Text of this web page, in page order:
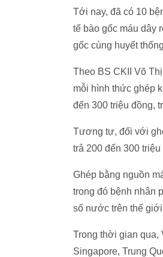
Tới nay, đã có 10
tế bào gốc máu dây
gốc cùng huyết
Theo BS CKII Võ
mỗi hình thức ghép
đến 300 triệu đồng,
Tương tự, đối với
trả 200 đến 300 triệu
Ghép bằng nguồn
trong đó bệnh nhân
số nước trên thế
Trong thời gian qua,
Singapore, Trung